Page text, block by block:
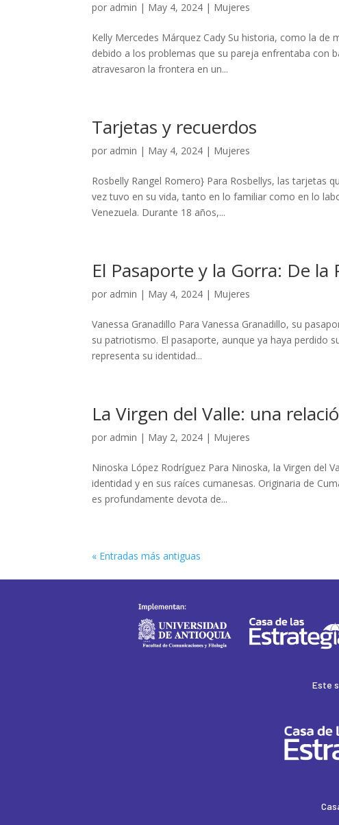
por admin | May 4, 2024 | Mujeres
Kelly Mercedes Márquez Cady Su historia, como la
debido a los problemas que su pareja enfrentaba con
atravesaron la frontera en un...
Tarjetas y recuerdos
por admin | May 4, 2024 | Mujeres
Rosbelly Rangel Romero} Para Rosbellys, las tarjetas
vez tuvo en su vida, tanto en lo familiar como en lo
Venezuela. Durante 18 años,...
El Pasaporte y la Gorra: De la
por admin | May 4, 2024 | Mujeres
Vanessa Granadillo Para Vanessa Granadillo, su
su patriotismo. El pasaporte, aunque ya haya perdido
representa su identidad...
La Virgen del Valle: una
por admin | May 2, 2024 | Mujeres
Ninoska López Rodríguez Para Ninoska, la Virgen del
identidad y en sus raíces cumanesas. Originaria de
es profundamente devota de...
« Entradas más antiguas
Este